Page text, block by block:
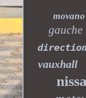
movano
gauche
vauxhall